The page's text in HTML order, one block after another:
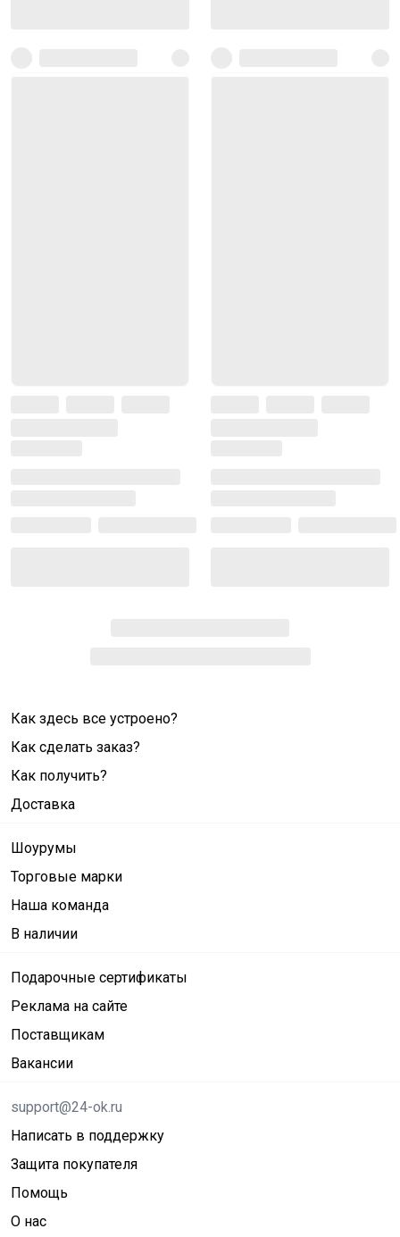
Как здесь все устроено?
Как сделать заказ?
Как получить?
Доставка
Шоурумы
Торговые марки
Наша команда
В наличии
Подарочные сертификаты
Реклама на сайте
Поставщикам
Вакансии
support@24-ok.ru
Написать в поддержку
Защита покупателя
Помощь
О нас